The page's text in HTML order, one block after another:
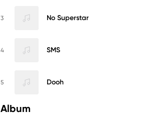
3 No Superstar
4 SMS
5 Dooh
Album